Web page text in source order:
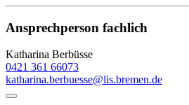
Ansprechperson fachlich
Katharina Berbüsse
0421 361 66073
katharina.berbuesse@lis.bremen.de